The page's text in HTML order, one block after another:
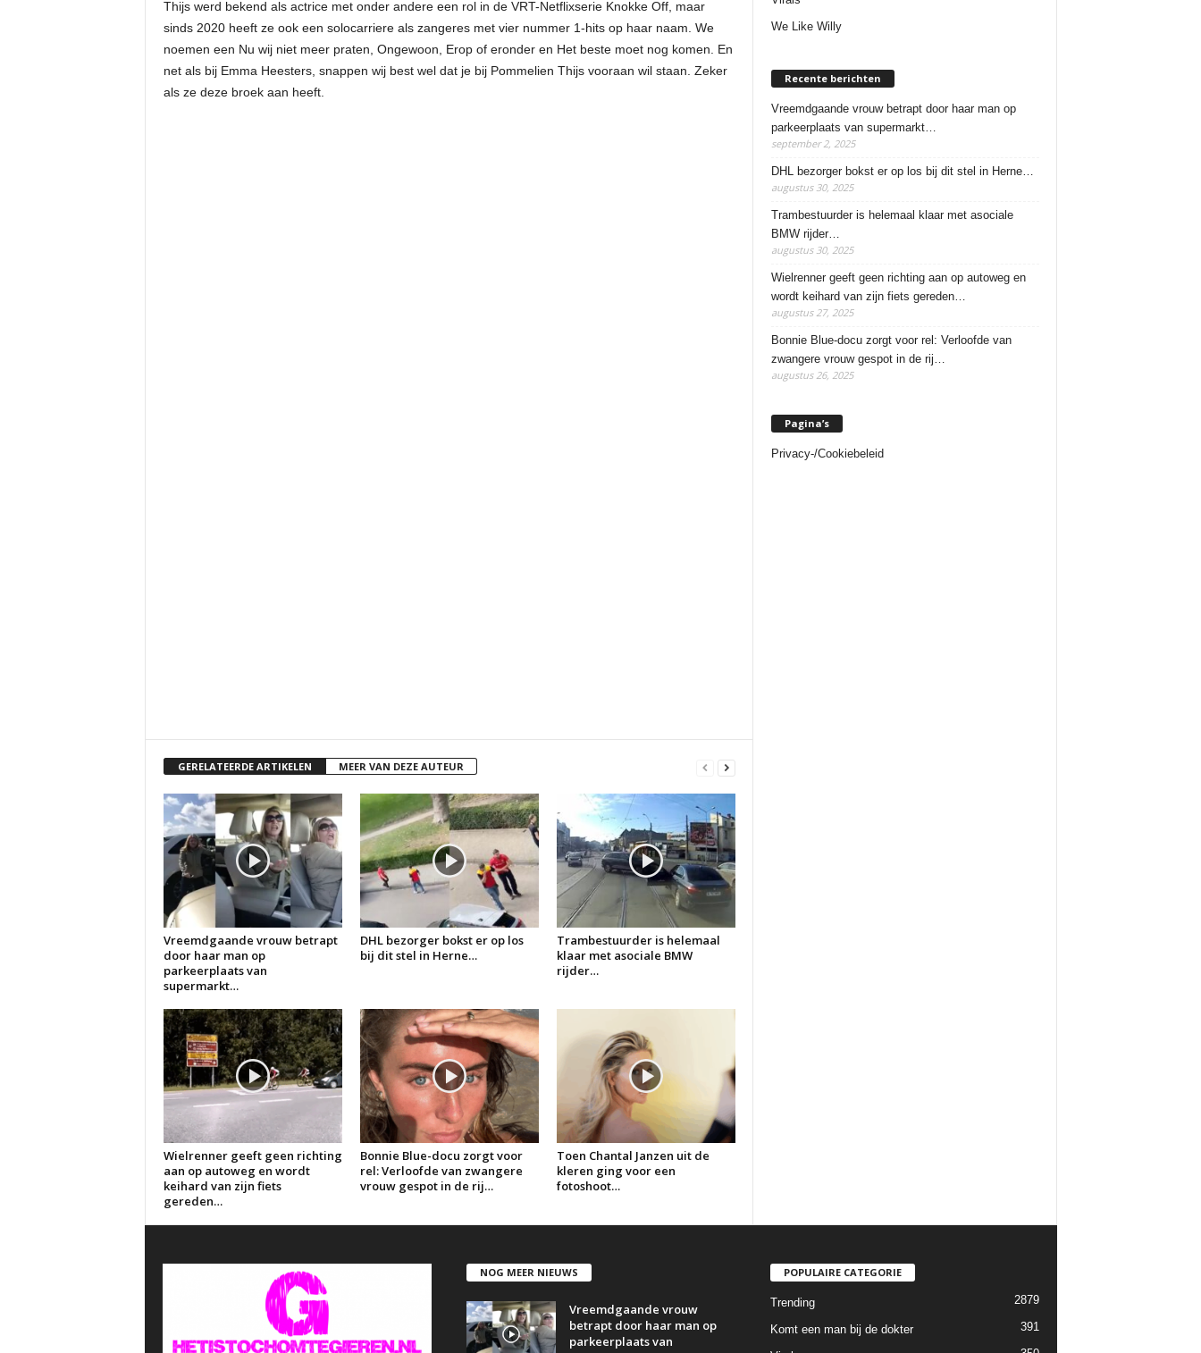
Thijs werd bekend als actrice met onder andere een rol in de VRT-Netflixserie Knokke Off, maar
sinds 2020 heeft ze ook een solocarriere als zangeres met vier nummer 1-hits op haar naam. We
noemen een Nu wij niet meer praten, Ongewoon, Erop of eronder en Het beste moet nog komen. En
net als bij Emma Heesters, snappen wij best wel dat je bij Pommelien Thijs vooraan wil staan. Zeker
als ze deze broek aan heeft.
GERELATEERDE ARTIKELEN MEER VAN DEZE AUTEUR
Vreemdgaande vrouw betrapt
door haar man op
parkeerplaats van
supermarkt…
DHL bezorger bokst er op los
bij dit stel in Herne…
Trambestuurder is helemaal
klaar met asociale BMW
rijder…
Wielrenner geeft geen richting
aan op autoweg en wordt
keihard van zijn fiets
gereden…
Bonnie Blue-docu zorgt voor
rel: Verloofde van zwangere
vrouw gespot in de rij…
Toen Chantal Janzen uit de
kleren ging voor een
fotoshoot…
We Like Willy
Recente berichten
Vreemdgaande vrouw betrapt door haar man op
parkeerplaats van supermarkt…
september 2, 2025
DHL bezorger bokst er op los bij dit stel in Herne…
augustus 30, 2025
Trambestuurder is helemaal klaar met asociale
BMW rijder…
augustus 30, 2025
Wielrenner geeft geen richting aan op autoweg en
wordt keihard van zijn fiets gereden…
augustus 27, 2025
Bonnie Blue-docu zorgt voor rel: Verloofde van
zwangere vrouw gespot in de rij…
augustus 26, 2025
Pagina’s
Privacy-/Cookiebeleid
NOG MEER NIEUWS
Vreemdgaande vrouw
betrapt door haar man op
parkeerplaats van
POPULAIRE CATEGORIE
Trending 2879
Komt een man bij de dokter 391